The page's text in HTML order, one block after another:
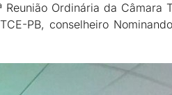
Ordinária da Câmara
PB, conselheiro